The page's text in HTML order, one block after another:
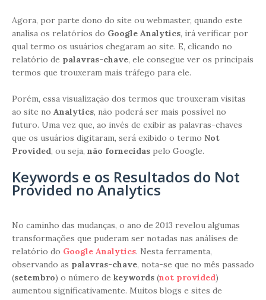
Agora, por parte dono do site ou webmaster, quando este
analisa os relatórios do Google Analytics, irá verificar por
qual termo os usuários chegaram ao site. E, clicando no
relatório de palavras-chave, ele consegue ver os principais
termos que trouxeram mais tráfego para ele.
Porém, essa visualização dos termos que trouxeram visitas
ao site no Analytics, não poderá ser mais possível no
futuro. Uma vez que, ao invés de exibir as palavras-chaves
que os usuários digitaram, será exibido o termo Not
Provided, ou seja, não fornecidas pelo Google.
Keywords e os Resultados do Not
Provided no Analytics
No caminho das mudanças, o ano de 2013 revelou algumas
transformações que puderam ser notadas nas análises de
relatório do Google Analytics. Nesta ferramenta,
observando as palavras-chave, nota-se que no mês passado
(setembro) o número de keywords (not provided)
aumentou significativamente. Muitos blogs e sites de